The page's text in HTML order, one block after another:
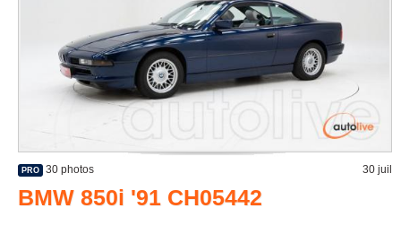
PRO 30 photos 30 juil
BMW 850i '91 CH05442